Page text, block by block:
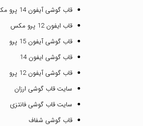
قاب گوشی آیفون 14 پرو مکس
قاب ایفون 12 پرو مکس
قاب گوشی آیفون 15 پرو
قاب گوشی ایفون 14
قاب گوشی آیفون 12 پرو
سایت قاب گوشی ارزان
سایت قاب گوشی فانتزی
قاب گوشی شفاف